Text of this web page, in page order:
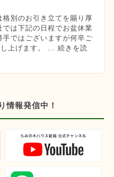
別のお引き立てを賜り厚
は下記の日程でお盆休業
ではございますが何卒ご
上げます。 ... 続きを読
情報発信中！